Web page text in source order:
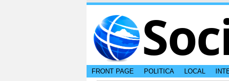
FRONT PAGE POLITICA LOCAL